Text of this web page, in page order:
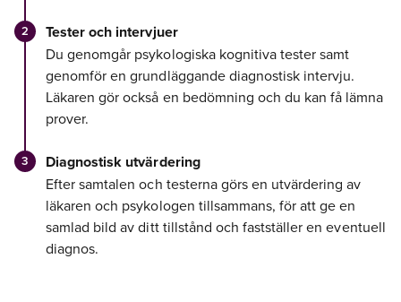
Tester och intervjuer
Du genomgår psykologiska kognitiva tester samt
genomför en grundläggande diagnostisk intervju.
Läkaren gör också en bedömning och du kan få lämna
prover.
Diagnostisk utvärdering
Efter samtalen och testerna görs en utvärdering av
läkaren och psykologen tillsammans, för att ge en
samlad bild av ditt tillstånd och fastställer en eventuell
diagnos.